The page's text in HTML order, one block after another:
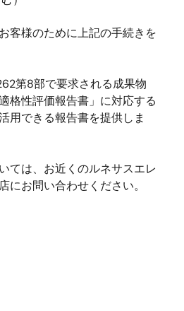
客様のために上記の手続きを
第8部で要求される成果物
格性評価報告書」に対応する
用できる報告書を提供しま
ては、お近くのルネサスエレ
にお問い合わせください。